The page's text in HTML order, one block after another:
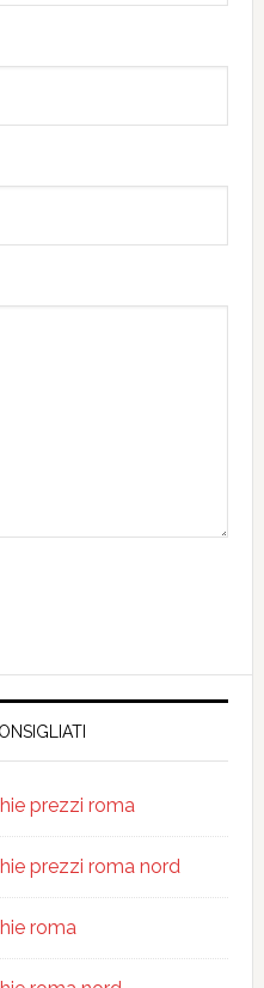
prezzi roma
prezzi roma nord
roma